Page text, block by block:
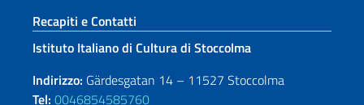
Sezione footer
Recapiti e Contatti
Istituto Italiano di Cultura di Stoccolma
Indirizzo: Gärdesgatan 14 – 11527 Stoccolma
Tel: 0046854585760